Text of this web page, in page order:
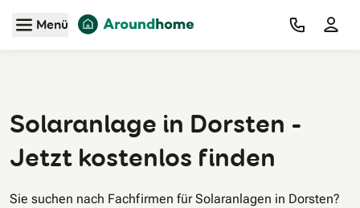
Zum Hauptinhalt
Menü
Solaranlage in Dorsten -
Jetzt kostenlos finden
Sie suchen nach Fachfirmen für Solaranlagen in Dorsten?